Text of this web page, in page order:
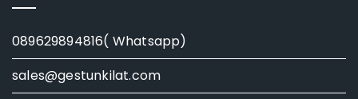
089629894816( Whatsapp)
sales@gestunkilat.com